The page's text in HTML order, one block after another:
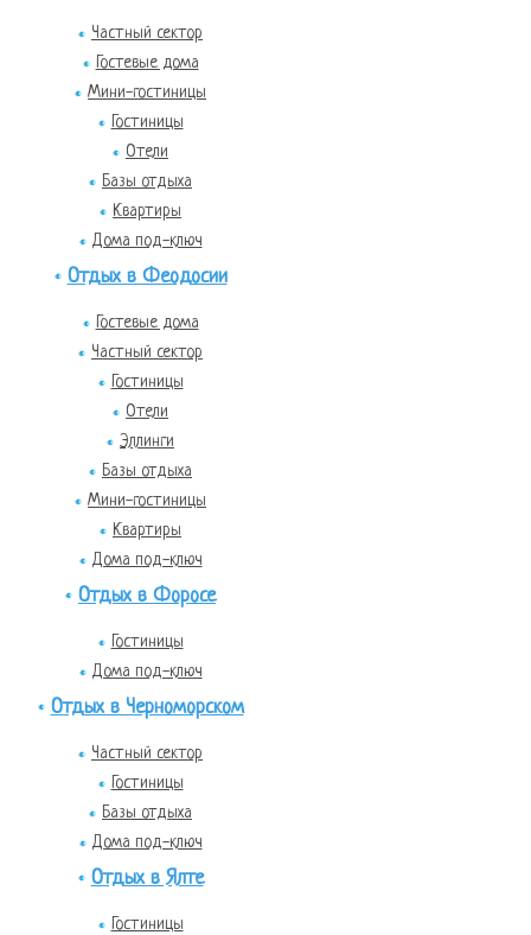
Частный сектор
Гостевые дома
Мини-гостиницы
Гостиницы
Отели
Базы отдыха
Квартиры
Дома под-ключ
Отдых в Феодосии
Гостевые дома
Частный сектор
Гостиницы
Отели
Эллинги
Базы отдыха
Мини-гостиницы
Квартиры
Дома под-ключ
Отдых в Форосе
Гостиницы
Дома под-ключ
Отдых в Черноморском
Частный сектор
Гостиницы
Базы отдыха
Дома под-ключ
Отдых в Ялте
Гостиницы